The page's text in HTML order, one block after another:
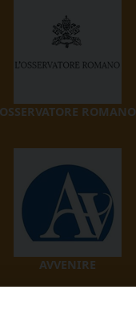
OSSERVATORE ROMANO
AVVENIRE